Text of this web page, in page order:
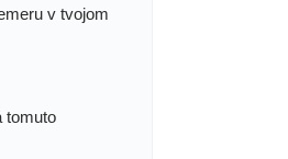
v tvojom
tomuto